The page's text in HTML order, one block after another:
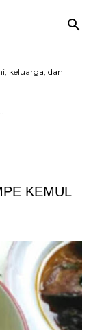
keluarga, dan
KEMUL